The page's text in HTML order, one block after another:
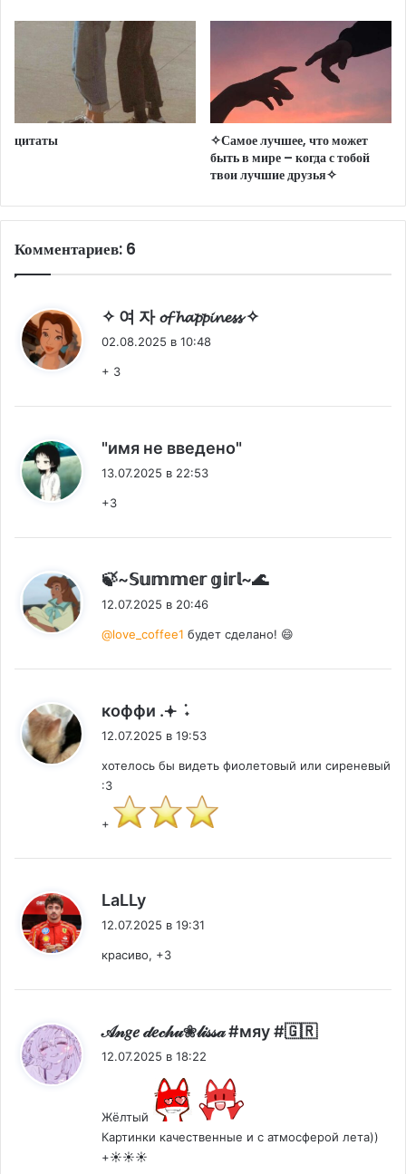
цитаты
✧Самое лучшее, что может
быть в мире – когда с тобой
твои лучшие друзья✧
Комментариев: 6
✧ 여 자 𝓸𝓯 𝓱𝓪𝓹𝓹𝓲𝓷𝓮𝓼𝓼 ✧
02.08.2025 в 10:48
+ 3
"имя не введено"
13.07.2025 в 22:53
+3
🍃~𝕊𝕦𝕞𝕞𝕖𝕣 𝕘𝕚𝕣𝕝~🌊
12.07.2025 в 20:46
@love_coffee1 будет сделано! 😄
коффи .𖥔 ݁ ˖
12.07.2025 в 19:53
хотелось бы видеть фиолетовый или сиреневый
:3
+
LaLLy
12.07.2025 в 19:31
красиво, +3
𝒜𝓃𝑔𝑒 𝒹𝑒𝒸𝒽𝓊❀𝓁𝒾𝓈𝓈𝒶 #мяу #🇬🇷:
12.07.2025 в 18:22
Жёлтый
Картинки качественные и с атмосферой лета))
+☀️☀️☀️